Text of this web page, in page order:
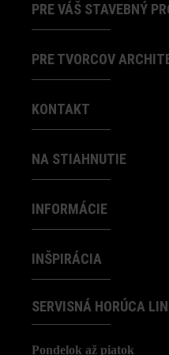
PRE VÁŠ STAVEBNÝ
PRE TVORCOV
KONTAKT
NA STIAHNUTIE
INFORMÁCIE
INŠPIRÁCIA
SERVISNÁ HORÚCA
Pondelok až piatok